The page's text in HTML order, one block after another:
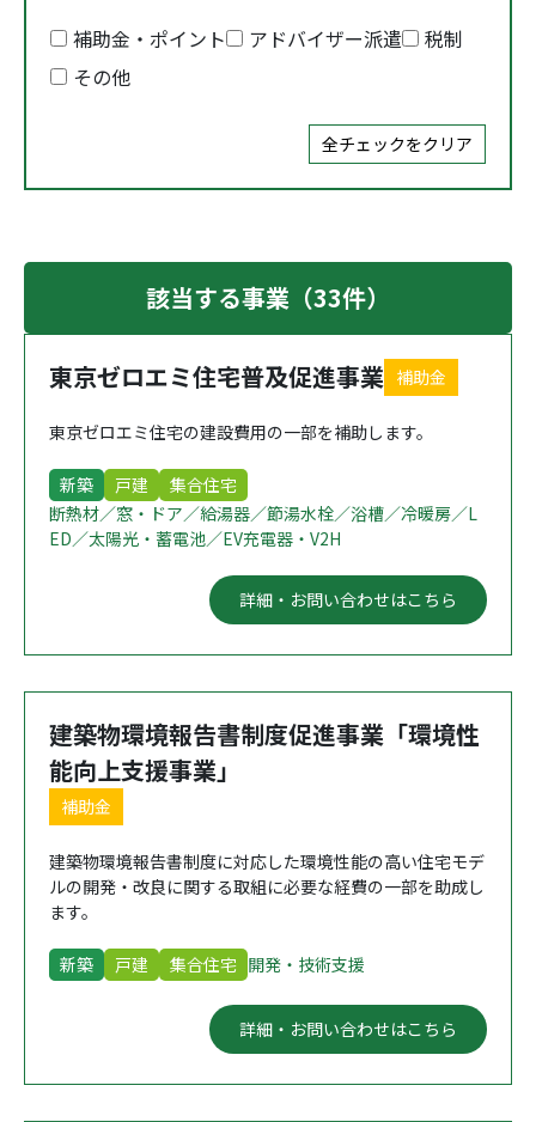
補助金・ポイント アドバイザー派遣
税制
その他
全チェックをクリア
該当する事業（33件）
東京ゼロエミ住宅普及促進事業 補助金
東京ゼロエミ住宅の建設費用の一部を補助します。
新築 戸建
集合住宅
断熱材／窓・ドア／給湯器／節湯水栓／浴槽／冷暖房／L
ED／太陽光・蓄電池／EV充電器・V2H
詳細・お問い合わせはこちら
建築物環境報告書制度促進事業「環境性
能向上支援事業」
補助金
建築物環境報告書制度に対応した環境性能の高い住宅モデ
ルの開発・改良に関する取組に必要な経費の一部を助成し
ます。
新築 戸建 集合住宅 開発・技術支援
詳細・お問い合わせはこちら